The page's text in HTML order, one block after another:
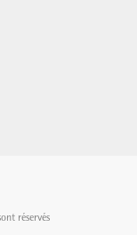
réservés